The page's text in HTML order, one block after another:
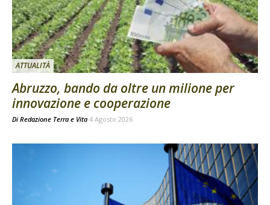
ATTUALITÀ
Abruzzo, bando da oltre un milione per
innovazione e cooperazione
Di Redazione Terra e Vita 4 Agosto 2026